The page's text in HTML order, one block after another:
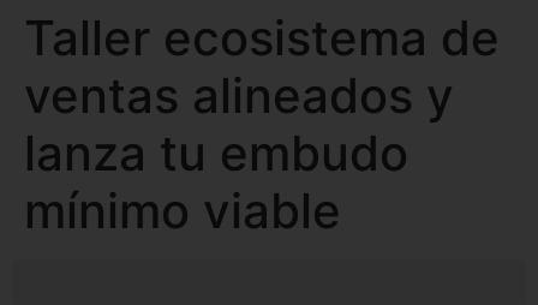
Taller ecosistema de
ventas alineados y
lanza tu embudo
mínimo viable